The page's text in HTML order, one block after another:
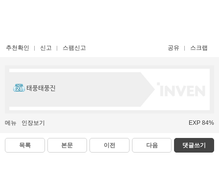
추천확인 신고 스팸신고 공유 스크랩
태풍태풍진
메뉴 인장보기 EXP 84%
목록 본문 이전 다음 댓글쓰기